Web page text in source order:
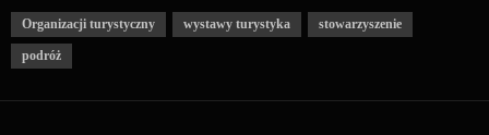
Organizacji turystyczny wystawy turystyka stowarzyszenie
podróż